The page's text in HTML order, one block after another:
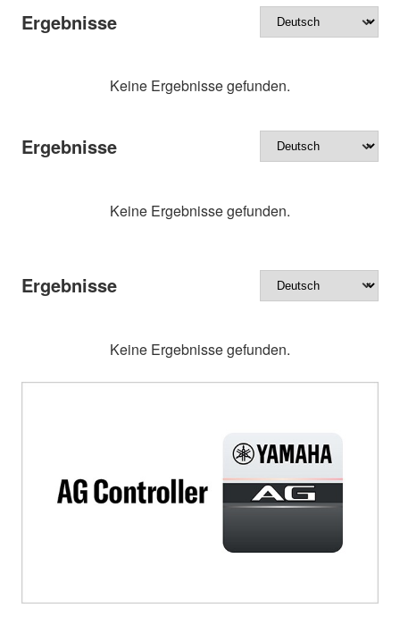
Ergebnisse
Keine Ergebnisse gefunden.
Ergebnisse
Keine Ergebnisse gefunden.
Ergebnisse
Keine Ergebnisse gefunden.